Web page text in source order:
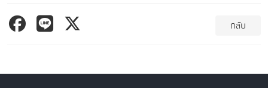
กลับ